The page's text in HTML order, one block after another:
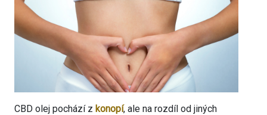
CBD olej pochází z konopí, ale na rozdíl od jiných